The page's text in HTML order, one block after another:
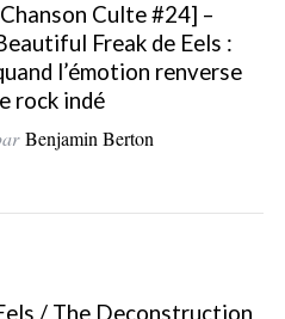
Culte #24] –
Freak de Eels :
l’émotion renverse
rock indé
Benjamin Berton
/ The Deconstruction